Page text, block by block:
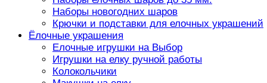
Наборы новогодних шаров
Крючки и подставки для елочных украшений
Ёлочные украшения
Елочные игрушки на Выбор
Игрушки на елку ручной работы
Колокольчики